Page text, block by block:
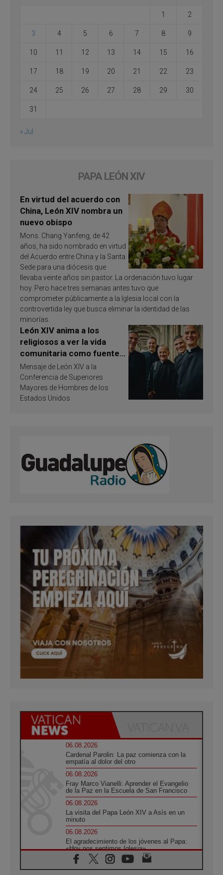
1 2
3 4 5 6 7 8 9
10 11 12 13 14 15 16
17 18 19 20 21 22 23
24 25 26 27 28 29 30
31
« Jul
PAPA LEÓN XIV
En virtud del acuerdo con
China, León XIV nombra un
nuevo obispo
Mons. Chang Yanfeng, de 42
años, ha sido nombrado en virtud
del Acuerdo entre China y la Santa
Sede para una diócesis que
llevaba veinte años sin pastor. La ordenación tuvo lugar
hoy. Pero hace tres semanas antes tuvo que
comprometer públicamente a la Iglesia local con la
controvertida ley que busca eliminar la identidad de las
minorías.
León XIV anima a los
religiosos a ver la vida
comunitaria como fuente
de inspiración y
santificación
Mensaje de León XIV a la
Conferencia de Superiores
Mayores de Hombres de los
Estados Unidos
06.08.2026
Cardenal Parolin: La paz comienza con la
empatía al dolor del otro
06.08.2026
Fray Marco Vianelli: Aprender el Evangelio
de la Paz en la Escuela de San Francisco
06.08.2026
La visita del Papa León XIV a Asís en un
minuto
06.08.2026
El agradecimiento de los jóvenes al Papa:
«Hoy nos sentimos Iglesia»
06.08.2026
Líbano: Reanudan los coloquios en Roma en